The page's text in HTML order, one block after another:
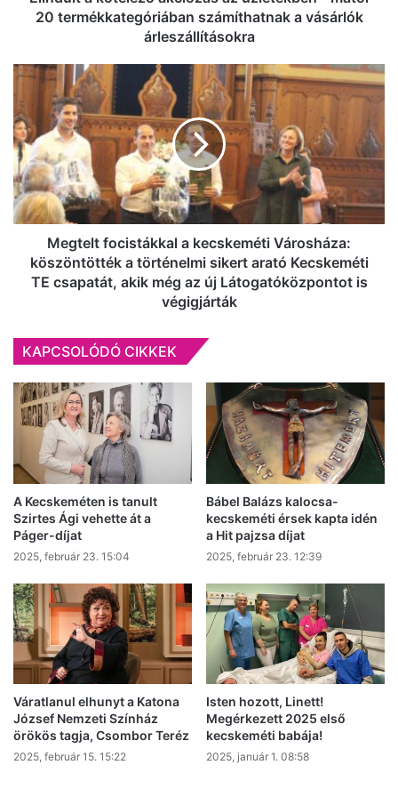
számíthatnak
árleszállításokra
20 termékkategóriában számíthatnak a vásárlók
árleszállításokra
Megtelt
focistákkal
a
kecskeméti
Városháza:
köszöntötték
a
történelmi
sikert
Kecskeméti
Látogatóközpontot
is
végigjárták
Megtelt focistákkal a kecskeméti Városháza:
köszöntötték a történelmi sikert arató Kecskeméti
TE csapatát, akik még az új Látogatóközpontot is
végigjárták
KAPCSOLÓDÓ CIKKEK
A Kecskeméten is tanult
Szirtes Ági vehette át a
Páger-díjat
2025, február 23. 15:04
Bábel Balázs kalocsa-
kecskeméti érsek kapta idén
a Hit pajzsa díjat
2025, február 23. 12:39
Váratlanul elhunyt a Katona
József Nemzeti Színház
örökös tagja, Csombor Teréz
2025, február 15. 15:22
Isten hozott, Linett!
Megérkezett 2025 első
kecskeméti babája!
2025, január 1. 08:58